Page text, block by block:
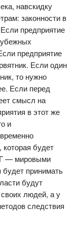
навскидку
законности в
предприятие
предприятие
Если один
то нужно
Если перед
смысл на
в этот же
и
будет
— мировыми
принимать
будут
людей, а у
следствия